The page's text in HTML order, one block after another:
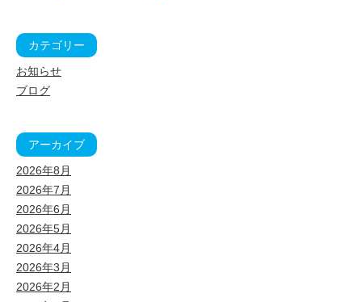
カテゴリー
お知らせ
ブログ
アーカイブ
2026年8月
2026年7月
2026年6月
2026年5月
2026年4月
2026年3月
2026年2月